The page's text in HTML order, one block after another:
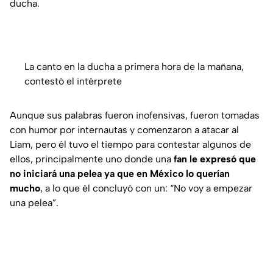
ducha.
La canto en la ducha a primera hora de la mañana,
contestó el intérprete
Aunque sus palabras fueron inofensivas, fueron tomadas
con humor por internautas y comenzaron a atacar al
Liam, pero él tuvo el tiempo para contestar algunos de
ellos, principalmente uno donde una fan le expresó que
no iniciará una pelea ya que en México lo querían
mucho, a lo que él concluyó con un: “No voy a empezar
una pelea”.